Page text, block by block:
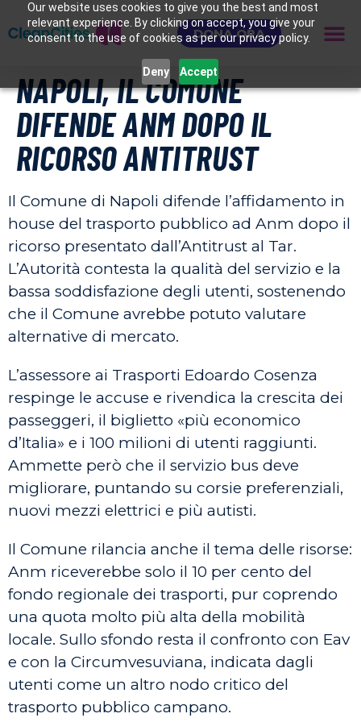
Our website uses cookies to give you the best and most
relevant experience. By clicking on accept, you give your
consent to the use of cookies as per our privacy policy.
Deny Accept
DONA ORA
NAPOLI, IL COMUNE
DIFENDE ANM DOPO IL
RICORSO ANTITRUST
Il Comune di Napoli difende l’affidamento in
house del trasporto pubblico ad Anm dopo il
ricorso presentato dall’Antitrust al Tar.
L’Autorità contesta la qualità del servizio e la
bassa soddisfazione degli utenti, sostenendo
che il Comune avrebbe potuto valutare
alternative di mercato.
L’assessore ai Trasporti Edoardo Cosenza
respinge le accuse e rivendica la crescita dei
passeggeri, il biglietto «più economico
d’Italia» e i 100 milioni di utenti raggiunti.
Ammette però che il servizio bus deve
migliorare, puntando su corsie preferenziali,
nuovi mezzi elettrici e più autisti.
Il Comune rilancia anche il tema delle risorse:
Anm riceverebbe solo il 10 per cento del
fondo regionale dei trasporti, pur coprendo
una quota molto più alta della mobilità
locale. Sullo sfondo resta il confronto con Eav
e con la Circumvesuviana, indicata dagli
utenti come un altro nodo critico del
trasporto pubblico campano.